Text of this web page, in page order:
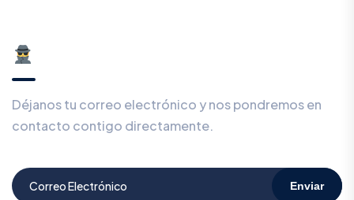
Déjanos tu correo electrónico y nos pondremos en
contacto contigo directamente.
Enviar